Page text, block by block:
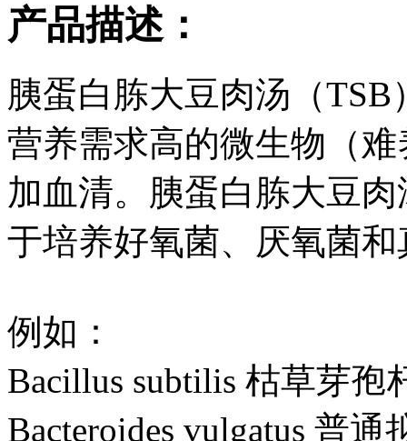
产品描述：
胰蛋白胨大豆肉汤（
营养需求高的微生物（
加血清。胰蛋白胨大豆
于培养好氧菌、厌氧菌和
例如：
Bacillus subtilis 枯草芽孢
Bacteroides vulgatus 普通